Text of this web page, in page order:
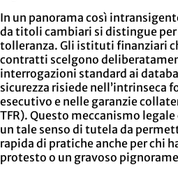
In un panorama così
da titoli cambiari si distingue per
tolleranza. Gli istituti finanziari
contratti scelgono
interrogazioni standard ai
sicurezza risiede nell’intrinseca
esecutivo e nelle garanzie
TFR). Questo meccanismo
un tale senso di tutela da
rapida di pratiche anche per chi
protesto o un gravoso